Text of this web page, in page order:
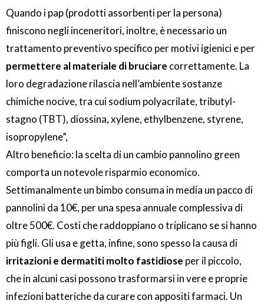
Quando i pap (prodotti assorbenti per la persona)
finiscono negli inceneritori, inoltre, è necessario un
trattamento preventivo specifico per motivi igienici e per
permettere al materiale di bruciare correttamente. La
loro degradazione rilascia nell’ambiente sostanze
chimiche nocive, tra cui sodium polyacrilate, tributyl-
stagno (TBT), diossina, xylene, ethylbenzene, styrene,
isopropylene”,
Altro beneficio: la scelta di un cambio pannolino green
comporta un notevole risparmio economico.
Settimanalmente un bimbo consuma in media un pacco di
pannolini da 10€, per una spesa annuale complessiva di
oltre 500€. Costi che raddoppiano o triplicano se si hanno
più figli. Gli usa e getta, infine, sono spesso la causa di
irritazioni e dermatiti molto fastidiose per il piccolo,
che in alcuni casi possono trasformarsi in vere e proprie
infezioni batteriche da curare con appositi farmaci. Un